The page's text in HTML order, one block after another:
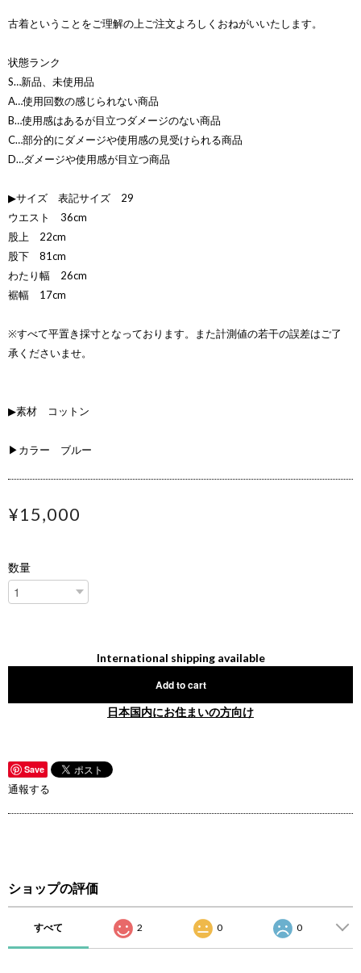
古着ということをご理解の上ご注文よろしくおねがいいたします。
状態ランク
S…新品、未使用品
A…使用回数の感じられない商品
B…使用感はあるが目立つダメージのない商品
C…部分的にダメージや使用感の見受けられる商品
D…ダメージや使用感が目立つ商品
▶サイズ 表記サイズ 29
ウエスト 36cm
股上 22cm
股下 81cm
わたり幅 26cm
裾幅 17cm
※すべて平置き採寸となっております。また計測値の若干の誤差はご了
承くださいませ。
▶素材 コットン
▶カラー ブルー
¥15,000
数量
International shipping available
Add to cart
日本国内にお住まいの方向け
Save
通報する
ショップの評価
すべて 2 0 0